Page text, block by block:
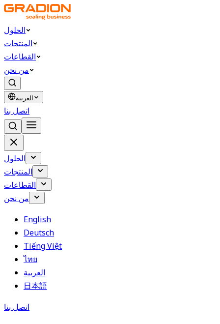
الحلول
المنتجات
القطاعات
من نحن
العربية
اتصل بنا
الحلول
المنتجات
القطاعات
من نحن
English
Deutsch
Tiếng Việt
ไทย
العربية
日本語
اتصل بنا